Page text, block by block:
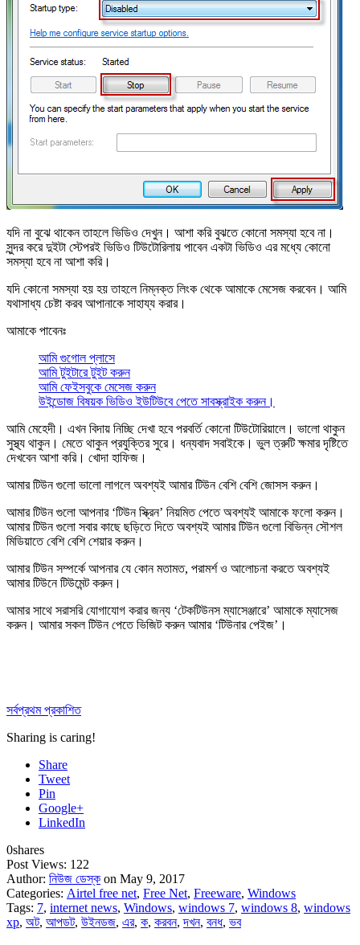
যদি না বুঝে থাকেন তাহলে ভিডিও দেখুন। আশা করি বুঝতে কোনো সমস্যা হবে না।
সুন্দর করে দুইটা স্টেপরই ভিডিও টিউটোরিলায় পাবেন একটা ভিডিও এর মধ্যে কোনো
সমস্যা হবে না আশা করি।
যদি কোনো সমস্যা হয় হয় তাহলে নিম্নক্ত লিংক থেকে আমাকে মেসেজ করবেন। আমি
যথাসাধ্য চেষ্টা করব আপানাকে সাহায্য করার।
আমাকে পাবেনঃ
আমি গুগোল প্লাসে
আমি টুইটারে টুইট করুন
আমি ফেইসবুকে মেসেজ করুন
উইন্ডোজ বিষয়ক ভিডিও ইউটিউবে পেতে সাবস্ক্রাইক করুন।
আমি মেহেদী। এখন বিদায় নিচ্ছি দেখা হবে পরবর্তি কোনো টিউটোরিয়ালে। ভালো থাকুন
সুস্থ্য থাকুন। মেতে থাকুন প্রযুক্তির সুরে। ধন্যবাদ সবাইকে। ভুল ত্রুটি ক্ষমার দৃষ্টিতে
দেখবেন আশা করি। খোদা হাফিজ।
আমার টিউন গুলো ভালো লাগলে অবশ্যই আমার টিউন বেশি বেশিজোসস করুন।
আমার টিউন গুলো আপনার ‘টিউন স্ক্রিন’ নিয়মিত পেতে অবশ্যই আমাকে ফলো করুন।
আমার টিউন গুলো সবার কাছে ছড়িতে দিতে অবশ্যই আমার টিউন গুলো বিভিন্ন সৌশল
মিডিয়াতে বেশি বেশিশেয়ার করুন।
আমার টিউন সম্পর্কে আপনার যে কোন মতামত, পরামর্শ ও আলোচনা করতে অবশ্যই
আমার টিউনেটিউমেন্ট করুন।
আমার সাথে সরাসরি যোগাযোগ করার জন্য ‘টেকটিউনস ম্যাসেঞ্জারে’ আমাকেম্যাসেজ
করুন। আমার সকল টিউন পেতে ভিজিট করুন আমার ‘টিউনার পেইজ’ ।
সর্বপ্রথম প্রকাশিত
Sharing is caring!
Share
Tweet
Pin
Google+
LinkedIn
0shares
Post Views: 122
Author: নিউজ ডেস্ক on May 9, 2017
Categories: Airtel free net, Free Net, Freeware, Windows
Tags: 7, internet news, Windows, windows 7, windows 8, windows
xp, অট, আপডট, উইনডজ, এর, ক, করবন,দখন, বনধ, ভব